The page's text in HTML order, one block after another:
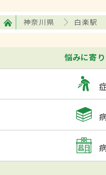
神奈川県 白楽駅
悩みに寄